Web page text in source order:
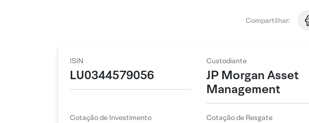
Compartilhar:
ISIN
LU0344579056
Custodiante
JP Morgan Asset
Management
Cotação de Investimento Cotação de Resgate